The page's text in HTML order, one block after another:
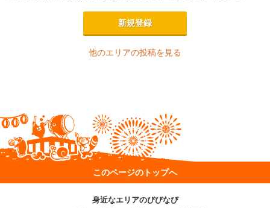
新規登録
他のエリアの投稿を見る
このページのトップへ
身近なエリアのびびなび